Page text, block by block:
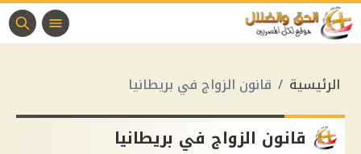
الرئيسية قانون الزواج في بريطانيا
قانون الزواج في بريطانيا